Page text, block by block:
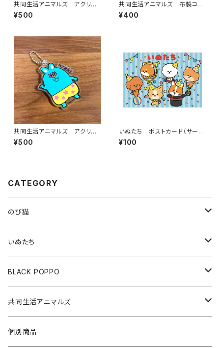
共同生活アニマルズ アクリル
ボールチェーン（新沼）
¥500
共同生活アニマルズ 布製コー
スター（ハチワレキャット）
¥400
共同生活アニマルズ アクリル
ボールチェーン（宇崎）
¥500
いぬたち ポストカード（サーカ
ス）
¥100
CATEGORY
のび猫
布製コースター
ハチワレ
みけねこ
アクリルクリップスタンド
アクリルクリップ
アクリルボールチェーン
いぬたち
布製コースター
アクリルボールチェーン
ポストカード
BLACK POPPO
ポストカード
A5クリアファイル
共同生活アニマルズ
クッションキーホルダー
個別商品